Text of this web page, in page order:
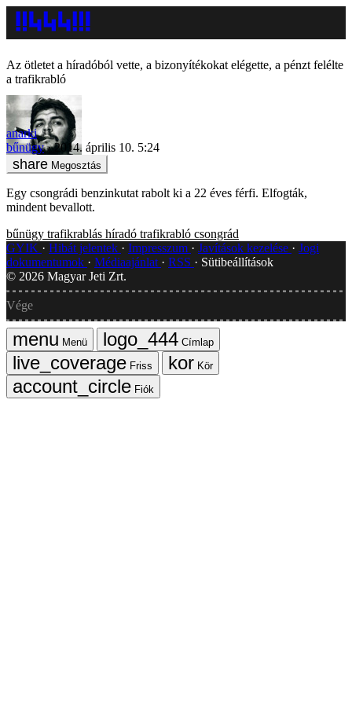
Az ötletet a híradóból vette, a bizonyítékokat elégette, a pénzt felélte
a trafikrabló
anarki
bűnügy
2014. április 10. 5:24
Megosztás
Egy csongrádi benzinkutat rabolt ki a 22 éves férfi. Elfogták,
mindent bevallott.
bűnügy trafikrablás híradó trafikrabló csongrád
GYIK
Hibát jelentek Impresszum Javítások kezelése
Jogi
dokumentumok
Médiaajánlat RSS
Sütibeállítások
© 2026 Magyar Jeti Zrt.
Vége
Menü
Címlap
Friss
Kör
Fiók